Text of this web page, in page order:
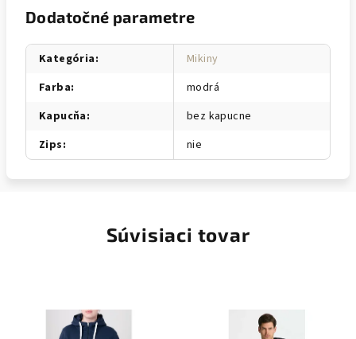
Dodatočné parametre
Kategória:
Mikiny
Farba:
modrá
Kapucňa:
bez kapucne
Zips: nie
Súvisiaci tovar